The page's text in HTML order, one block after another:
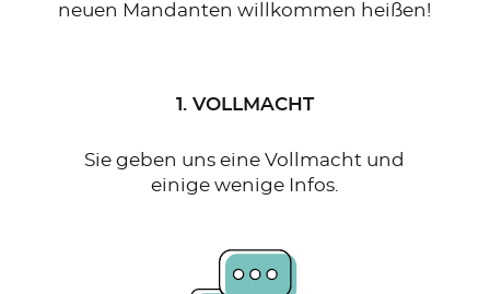
neuen Mandanten willkommen heißen!
1. VOLLMACHT
Sie geben uns eine Vollmacht und
einige wenige Infos.